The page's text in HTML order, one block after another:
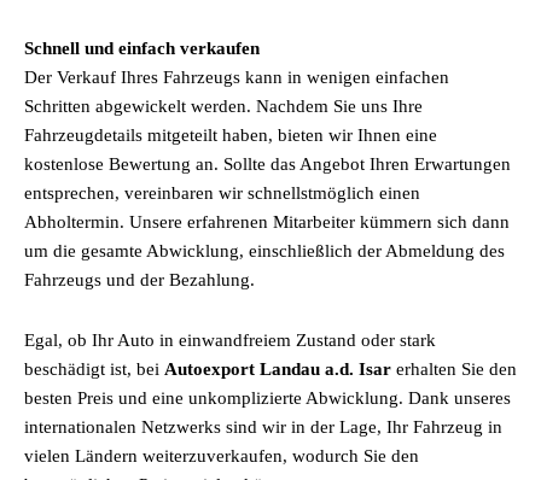
Schnell und einfach verkaufen
Der Verkauf Ihres Fahrzeugs kann in wenigen einfachen
Schritten abgewickelt werden. Nachdem Sie uns Ihre
Fahrzeugdetails mitgeteilt haben, bieten wir Ihnen eine
kostenlose Bewertung an. Sollte das Angebot Ihren Erwartungen
entsprechen, vereinbaren wir schnellstmöglich einen
Abholtermin. Unsere erfahrenen Mitarbeiter kümmern sich dann
um die gesamte Abwicklung, einschließlich der Abmeldung des
Fahrzeugs und der Bezahlung.
Egal, ob Ihr Auto in einwandfreiem Zustand oder stark
beschädigt ist, bei Autoexport Landau a.d. Isar erhalten Sie den
besten Preis und eine unkomplizierte Abwicklung. Dank unseres
internationalen Netzwerks sind wir in der Lage, Ihr Fahrzeug in
vielen Ländern weiterzuverkaufen, wodurch Sie den